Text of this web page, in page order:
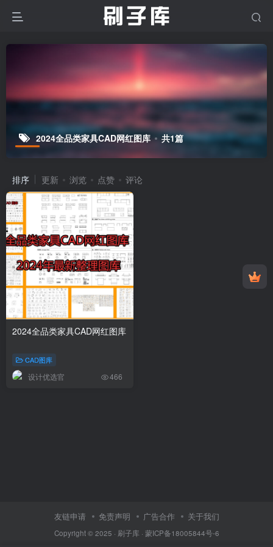
2024全品类家具CAD网红图库 共1篇
排序 更新 浏览 点赞 评论
2024全品类家具CAD网红图库
CAD图库
设计优选官 466
友链申请 免责声明 广告合作 关于我们
Copyright © 2025 · 刷子库 · 蒙ICP备18005844号-6